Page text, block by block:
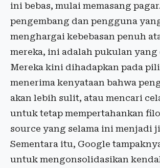
ini bebas, mulai memasang
pengembang dan pengguna
menghargai kebebasan penuh
mereka, ini adalah pukulan yang
Mereka kini dihadapkan pada
menerima kenyataan bahwa
akan lebih sulit, atau mencari
untuk tetap mempertahankan
source yang selama ini menjadi
Sementara itu, Google
untuk mengonsolidasikan